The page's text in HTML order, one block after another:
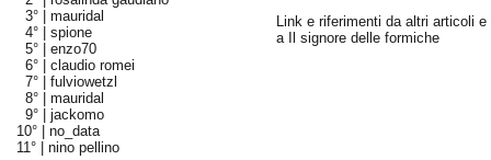
3° | mauridal
4° | spione
5° | enzo70
6° | claudio romei
7° | fulviowetzl
8° | mauridal
9° | jackomo
10° | no_data
11° | nino pellino
Link e riferimenti da altri articoli e
a Il signore delle formiche